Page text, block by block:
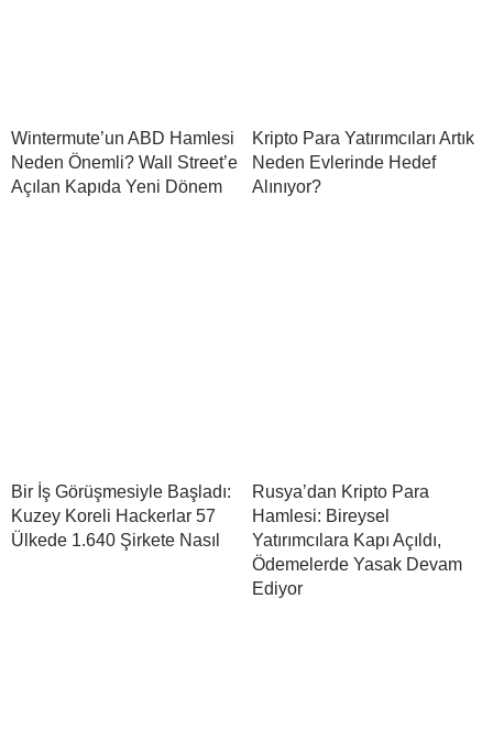
Wintermute’un ABD Hamlesi
Neden Önemli? Wall Street’e
Açılan Kapıda Yeni Dönem
Kripto Para Yatırımcıları Artık
Neden Evlerinde Hedef
Alınıyor?
Bir İş Görüşmesiyle Başladı:
Kuzey Koreli Hackerlar 57
Ülkede 1.640 Şirkete Nasıl
Rusya’dan Kripto Para
Hamlesi: Bireysel
Yatırımcılara Kapı Açıldı,
Ödemelerde Yasak Devam
Ediyor